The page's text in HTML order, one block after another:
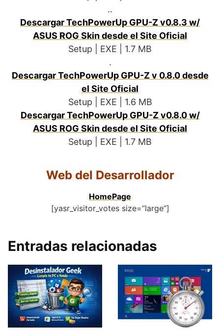
..
Descargar TechPowerUp GPU-Z v0.8.3 w/
ASUS ROG Skin desde el Site Oficial
Setup | EXE | 1.7 MB
.
Descargar TechPowerUp GPU-Z v 0.8.0 desde
el Site Oficial
Setup | EXE | 1.6 MB
Descargar TechPowerUp GPU-Z v0.8.0 w/
ASUS ROG Skin desde el Site Oficial
Setup | EXE | 1.7 MB
Web del Desarrollador
HomePage
[yasr_visitor_votes size=”large”]
Entradas relacionadas